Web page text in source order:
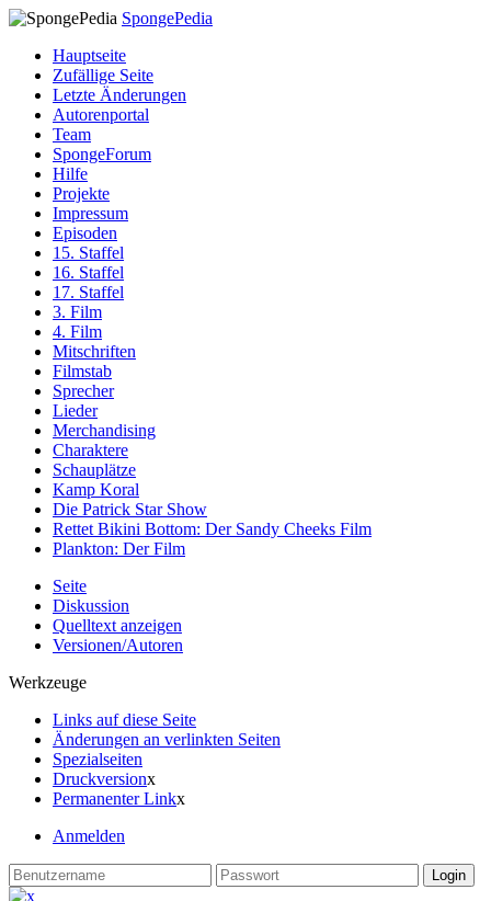
SpongePedia
Hauptseite
Zufällige Seite
Letzte Änderungen
Autorenportal
Team
SpongeForum
Hilfe
Projekte
Impressum
Episoden
15. Staffel
16. Staffel
17. Staffel
3. Film
4. Film
Mitschriften
Filmstab
Sprecher
Lieder
Merchandising
Charaktere
Schauplätze
Kamp Koral
Die Patrick Star Show
Rettet Bikini Bottom: Der Sandy Cheeks Film
Plankton: Der Film
Seite
Diskussion
Quelltext anzeigen
Versionen/Autoren
Werkzeuge
Links auf diese Seite
Änderungen an verlinkten Seiten
Spezialseiten
Druckversionx
Permanenter Linkx
Anmelden